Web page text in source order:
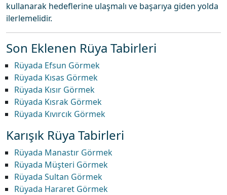
kullanarak hedeflerine ulaşmalı ve başarıya giden yolda
ilerlemelidir.
Son Eklenen Rüya Tabirleri
Rüyada Efsun Görmek
Rüyada Kısas Görmek
Rüyada Kısır Görmek
Rüyada Kısrak Görmek
Rüyada Kıvırcık Görmek
Karışık Rüya Tabirleri
Rüyada Manastır Görmek
Rüyada Müşteri Görmek
Rüyada Sultan Görmek
Rüyada Hararet Görmek